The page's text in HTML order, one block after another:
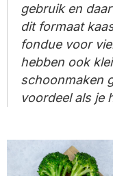
gebruik en
dit formaat
fondue voor
hebben ook
schoonmaken
voordeel als je